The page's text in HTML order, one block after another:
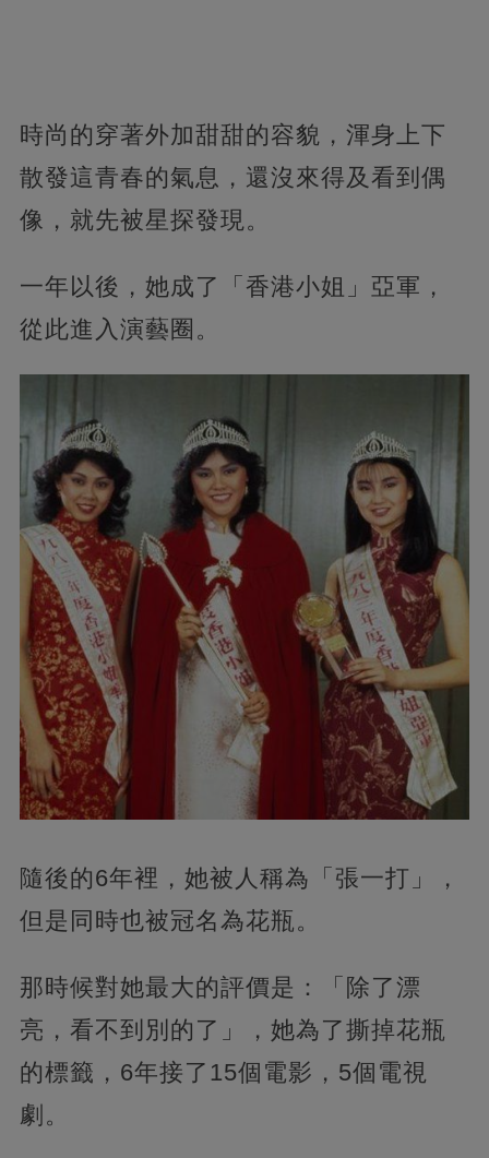
時尚的穿著外加甜甜的容貌，渾身上下
散發這青春的氣息，還沒來得及看到偶
像，就先被星探發現。
一年以後，她成了「香港小姐」亞軍，
從此進入演藝圈。
隨後的6年裡，她被人稱為「張一打」，
但是同時也被冠名為花瓶。
那時候對她最大的評價是：「除了漂
亮，看不到別的了」，她為了撕掉花瓶
的標籤，6年接了15個電影，5個電視
劇。